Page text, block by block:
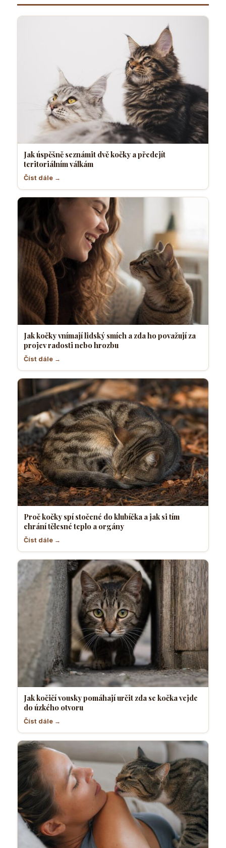
Jak úspěšně seznámit dvě kočky a předejít
teritoriálním válkám
Číst dále →
Jak kočky vnímají lidský smích a zda ho považují za
projev radosti nebo hrozbu
Číst dále →
Proč kočky spí stočené do klubíčka a jak si tím
chrání tělesné teplo a orgány
Číst dále →
Jak kočičí vousky pomáhají určit zda se kočka vejde
do úzkého otvoru
Číst dále →